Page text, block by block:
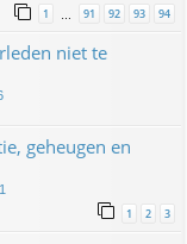
1 … 91 92 93 94
niet te
geheugen en
1 2 3